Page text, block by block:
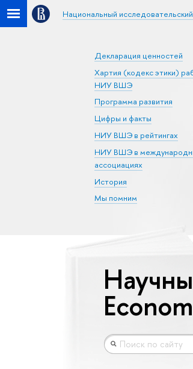
Национальный
Декларация ценностей
Хартия (кодекс этики)
НИУ ВШЭ
Программа развития
Цифры и факты
НИУ ВШЭ в рейтингах
НИУ ВШЭ в
ассоциациях
История
Мы помним